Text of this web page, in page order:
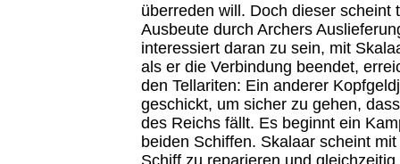
überreden will. Doch dieser scheint
Ausbeute durch Archers
interessiert daran zu sein, mit
als er die Verbindung beendet,
den Tellariten: Ein anderer
geschickt, um sicher zu gehen,
des Reichs fällt. Es beginnt ein
beiden Schiffen. Skalaar scheint
Schiff zu reparieren und